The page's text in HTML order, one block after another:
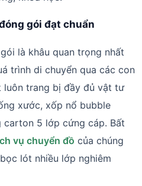
gói đạt chuẩn
là khâu quan trọng nhất
trình di chuyển qua các con
luôn trang bị đầy đủ vật tư
xước, xốp nổ bubble
carton 5 lớp cứng cáp. Bất
vụ chuyển đồ của chúng
lót nhiều lớp nghiêm